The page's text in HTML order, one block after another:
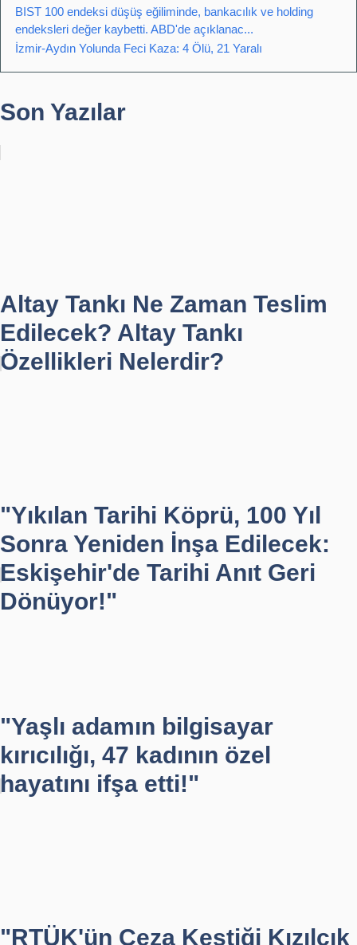
BIST 100 endeksi düşüş eğiliminde, bankacılık ve holding
endeksleri değer kaybetti. ABD'de açıklanac...
İzmir-Aydın Yolunda Feci Kaza: 4 Ölü, 21 Yaralı
Son Yazılar
Altay Tankı Ne Zaman Teslim
Edilecek? Altay Tankı
Özellikleri Nelerdir?
"Yıkılan Tarihi Köprü, 100 Yıl
Sonra Yeniden İnşa Edilecek:
Eskişehir'de Tarihi Anıt Geri
Dönüyor!"
"Yaşlı adamın bilgisayar
kırıcılığı, 47 kadının özel
hayatını ifşa etti!"
"RTÜK'ün Ceza Kestiği Kızılcık